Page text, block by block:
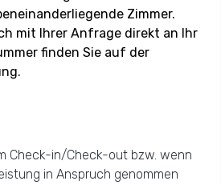
Zimmer.
mit Ihrer Anfrage direkt an Ihr
finden Sie auf der
Check-in/Check-out bzw. wenn
in Anspruch genommen